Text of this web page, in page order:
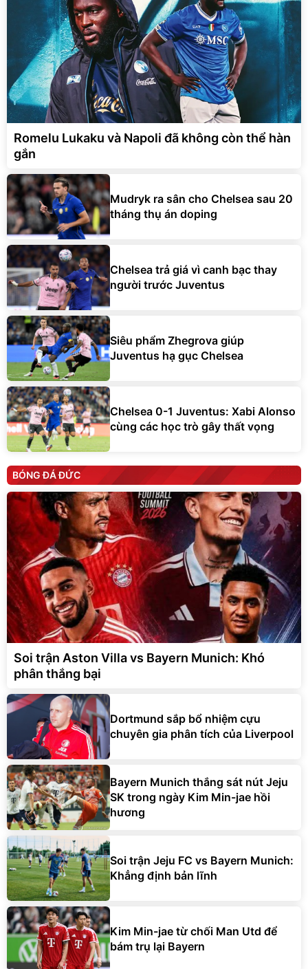
Romelu Lukaku và Napoli đã không còn thể hàn
gắn
Mudryk ra sân cho Chelsea sau 20
tháng thụ án doping
Chelsea trả giá vì canh bạc thay
người trước Juventus
Siêu phẩm Zhegrova giúp
Juventus hạ gục Chelsea
Chelsea 0-1 Juventus: Xabi Alonso
cùng các học trò gây thất vọng
BÓNG ĐÁ ĐỨC
Soi trận Aston Villa vs Bayern Munich: Khó
phân thắng bại
Dortmund sắp bổ nhiệm cựu
chuyên gia phân tích của Liverpool
Bayern Munich thắng sát nút Jeju
SK trong ngày Kim Min-jae hồi
hương
Soi trận Jeju FC vs Bayern Munich:
Khẳng định bản lĩnh
Kim Min-jae từ chối Man Utd để
bám trụ lại Bayern